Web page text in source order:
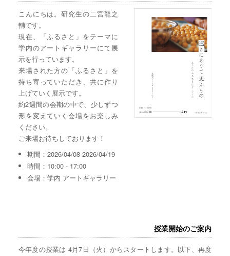
こんにちは。研究生の二宮龍之
輔です。
現在、「ふるさと」をテーマに
学内のアートギャラリーにて展
示を行っています。
来場された方の「ふるさと」を
持ち寄っていただき、共に作り
上げていく展示です。
約2週間の会期の中で、少しずつ
形を変えていく会場をお楽しみ
ください。
ご来場お待ちしております！
期間：2026/04/08-2026/04/19
時間：10:00 - 17:00
会場：学内 アートギャラリー
授業開始のご案内
今年度の授業は 4月7日（火）からスタートします。以下、再度